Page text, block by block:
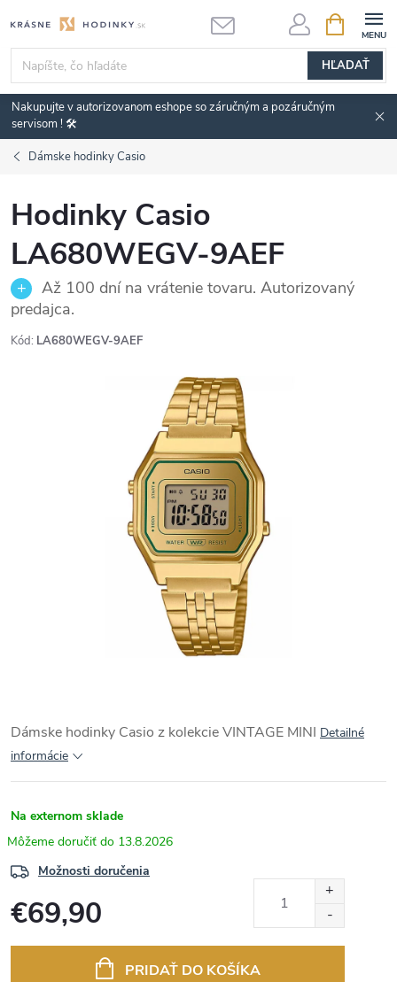
na
obsah
HĽADAŤ
KOŠÍK
Nakupujte v autorizovanom eshope so záručným a pozáručným
servisom ! 🛠️
Dámske hodinky Casio
Hodinky Casio
LA680WEGV-9AEF
Až 100 dní na vrátenie tovaru. Autorizovaný
predajca.
Kód: LA680WEGV-9AEF
Dámske hodinky Casio z kolekcie VINTAGE MINI Detailné
informácie
Na externom sklade
13.8.2026
Možnosti doručenia
€69,90
PRIDAŤ DO KOŠÍKA